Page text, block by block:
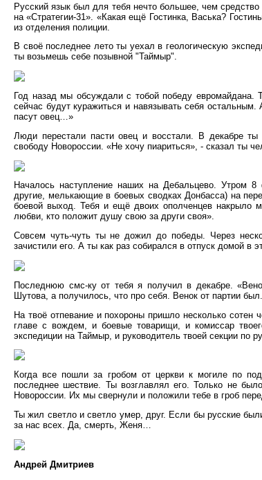
Русский язык был для тебя нечто большее, чем
на «Стратегии-31». «Какая ещё Гостинка, Васька?
из отделения полиции.
В своё последнее лето ты уехал в геологическую
ты возьмешь себе позывной "Таймыр".
Год назад мы обсуждали с тобой победу евромайдана.
сейчас будут куражиться и навязывать себя
пасут овец…»
Люди перестали пасти овец и восстали. В декабре
свободу Новороссии. «Не хочу пиариться», - сказал ты
Началось наступление наших на Дебальцево. Утром
другие, мелькающие в боевых сводках Донбасса) на
боевой выход. Тебя и ещё двоих ополченцев накрыло
любви, кто положит душу свою за други своя».
Совсем чуть-чуть ты не дожил до победы. Через
зачистили его. А ты как раз собирался в отпуск домой в
Последнюю смс-ку от тебя я получил в декабре.
Шутова, а получилось, что про себя. Венок от партии
На твоё отпевание и похороны пришло несколько
главе с вождем, и боевые товарищи, и комиссар
экспедиции на Таймыр, и руководитель твоей секции по
Когда все пошли за гробом от церкви к могиле по
последнее шествие. Ты возглавлял его. Только не
Новороссии. Их мы свернули и положили тебе в гроб
Ты жил светло и светло умер, друг. Если бы русские
за нас всех. Да, смерть, Женя…
Андрей Дмитриев